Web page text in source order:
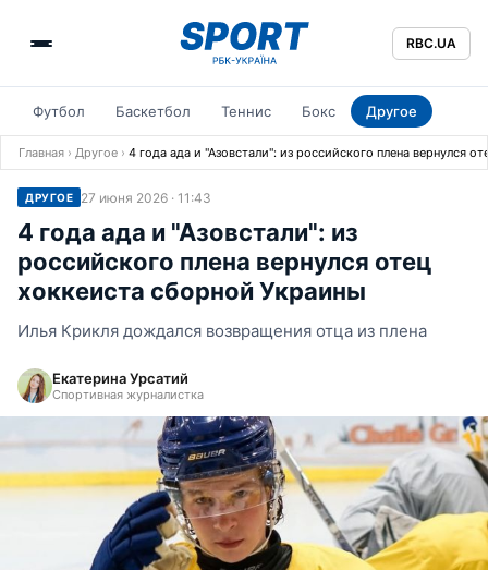
RBC.UA
Футбол Баскетбол Теннис Бокс Другое
Главная › Другое › 4 года ада и "Азовстали": из российского плена вернулся
ДРУГОЕ 27 июня 2026 · 11:43
4 года ада и "Азовстали": из
российского плена вернулся отец
хоккеиста сборной Украины
Илья Крикля дождался возвращения отца из плена
Екатерина Урсатий
Спортивная журналистка